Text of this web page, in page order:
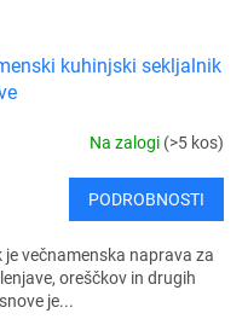
kuhinjski sekljalnik
Na zalogi (>5 kos)
PODROBNOSTI
je večnamenska naprava za
oreščkov in drugih
je...